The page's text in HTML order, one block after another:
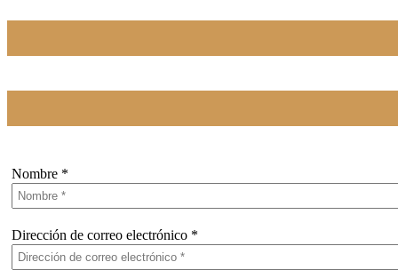
Nombre *
Dirección de correo electrónico *